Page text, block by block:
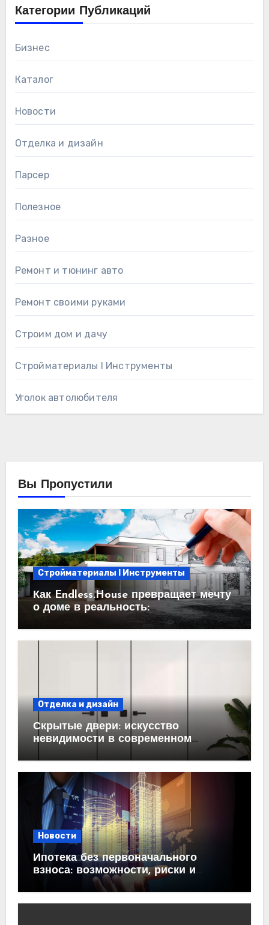
Категории Публикаций
Бизнес
Каталог
Новости
Отделка и дизайн
Парсер
Полезное
Разное
Ремонт и тюнинг авто
Ремонт своими руками
Строим дом и дачу
Стройматериалы l Инструменты
Уголок автолюбителя
Вы Пропустили
Стройматериалы l Инструменты
Как Endless.House превращает мечту
о доме в реальность:
проектирование под ключ
Отделка и дизайн
Скрытые двери: искусство
невидимости в современном
Новости
Ипотека без первоначального
взноса: возможности, риски и
практические рекомендации<